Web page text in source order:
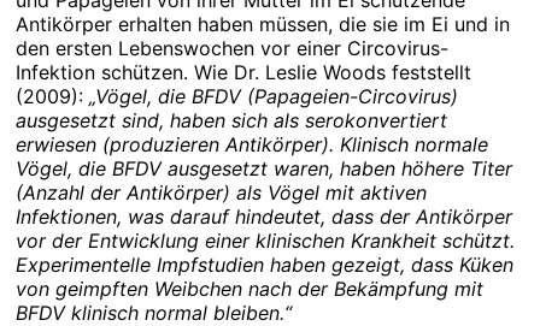
Antikörper erhalten haben müssen, die sie im Ei und in
den ersten Lebenswochen vor einer Circovirus-
Infektion schützen. Wie Dr. Leslie Woods feststellt
(2009): „Vögel, die BFDV (Papageien-Circovirus)
ausgesetzt sind, haben sich als serokonvertiert
erwiesen (produzieren Antikörper). Klinisch normale
Vögel, die BFDV ausgesetzt waren, haben höhere Titer
(Anzahl der Antikörper) als Vögel mit aktiven
Infektionen, was darauf hindeutet, dass der Antikörper
vor der Entwicklung einer klinischen Krankheit schützt.
Experimentelle Impfstudien haben gezeigt, dass Küken
von geimpften Weibchen nach der Bekämpfung mit
BFDV klinisch normal bleiben.“